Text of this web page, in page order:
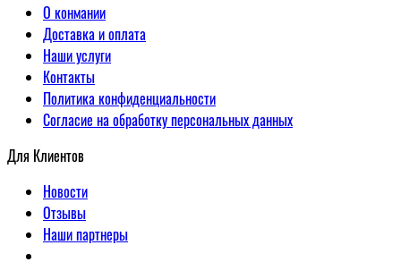
О конмании
Доставка и оплата
Наши услуги
Контакты
Политика конфиденциальности
Согласие на обработку персональных данных
Для Клиентов
Новости
Отзывы
Наши партнеры